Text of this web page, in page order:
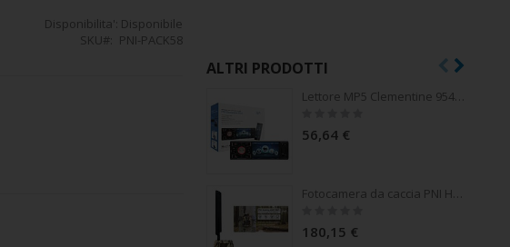
Disponibilita': Disponibile
SKU
PNI-PACK58
ALTRI PRODOTTI
Lettore MP5 Clementine 9545 Display 1DIN 4 pollici, 50Wx4, Bluetooth, radio FM, SD e USB, 2 video RCA IN / OUT
56,64 €
180,15 €